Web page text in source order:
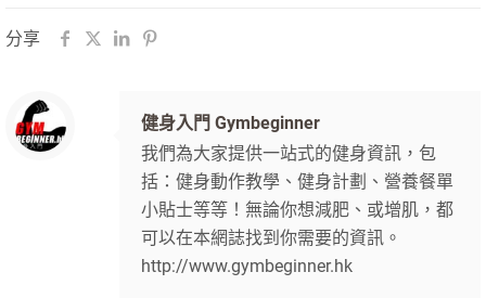
分享
健身入門 Gymbeginner
我們為大家提供一站式的健身資訊，包
括：健身動作教學、健身計劃、營養餐單
小貼士等等！無論你想減肥、或增肌，都
可以在本網誌找到你需要的資訊。
http://www.gymbeginner.hk